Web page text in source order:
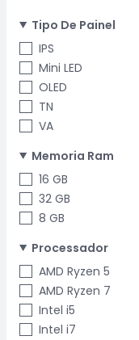
Tipo De Painel
IPS
Mini LED
OLED
TN
VA
Memoria Ram
16 GB
32 GB
8 GB
Processador
AMD Ryzen 5
AMD Ryzen 7
Intel i5
Intel i7